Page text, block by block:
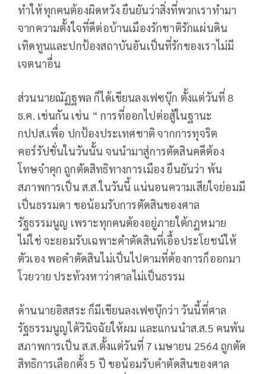
ทำให้ทุกคนต้องผิดหวัง ยืนยันว่าสิ่งที่พวกเราทำมา
จากความตั้งใจที่ดีต่อบ้านเมืองรักชาติรักแผ่นดิน
เทิดทูนและปกป้องสถาบันอันเป็นที่รักของเราไม่มี
เจตนาอื่น
ส่วนนายณัฏฐพล ก็ได้เขียนลงเฟซบุ๊ก ตั้งแต่วันที่ 8
ธ.ค. เช่นกัน เช่น “ การที่ออกไปต่อสู้ในฐานะ
กปปส.เพื่อ ปกป้องประเทศชาติ จากการทุจริต
คอร์รัปชั่นในวันนั้น จนนำมาสู่การตัดสินคดีต้อง
โทษจำคุก ถูกตัดสิทธิทางการเมือง ยืนยันว่า พ้น
สภาพการเป็น ส.ส.ในวันนี้ แน่นอนความเสียใจย่อมมี
เป็นธรรมดา ขอน้อมรับการตัดสินของศาล
รัฐธรรมนูญ เพราะทุกคนต้องอยู่ภายใต้กฎหมาย
ไม่ใช่ จะยอมรับเฉพาะคำตัดสินที่เอื้อประโยชน์ให้
ตัวเอง พอคำตัดสินไม่เป็นไปตามที่ต้องการก็ออกมา
โวยวาย ประท้วงหาว่าศาลไม่เป็นธรรม
ด้านนายอิสสระ ก็มีเขียนลงเฟซบุ๊กว่า วันนี้ที่ศาล
รัฐธรรมนูญได้วินิจฉัยให้ผม และแกนนำส.ส.5 คนพ้น
สภาพการเป็น ส.ส.ตั้งแต่วันที่ 7 เมษายน 2564 ถูกตัด
สิทธิการเลือกตั้ง 5 ปี ขอน้อมรับคำตัดสินของศาล